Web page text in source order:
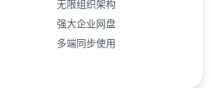
无限组织架构
强大企业网盘
多端同步使用